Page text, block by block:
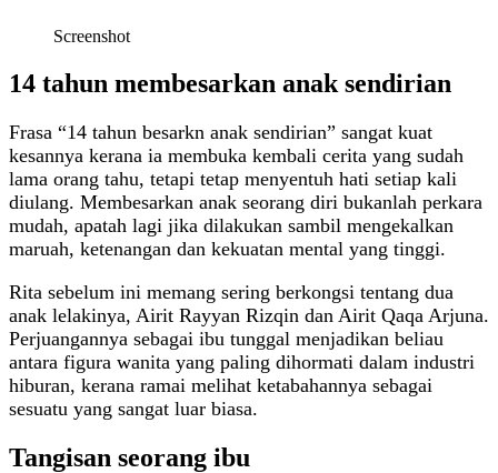
Screenshot
14 tahun membesarkan anak sendirian
Frasa “14 tahun besarkn anak sendirian” sangat kuat
kesannya kerana ia membuka kembali cerita yang sudah
lama orang tahu, tetapi tetap menyentuh hati setiap kali
diulang. Membesarkan anak seorang diri bukanlah perkara
mudah, apatah lagi jika dilakukan sambil mengekalkan
maruah, ketenangan dan kekuatan mental yang tinggi.
Rita sebelum ini memang sering berkongsi tentang dua
anak lelakinya, Airit Rayyan Rizqin dan Airit Qaqa Arjuna.
Perjuangannya sebagai ibu tunggal menjadikan beliau
antara figura wanita yang paling dihormati dalam industri
hiburan, kerana ramai melihat ketabahannya sebagai
sesuatu yang sangat luar biasa.
Tangisan seorang ibu